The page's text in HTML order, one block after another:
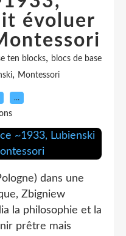
évoluer
ten blocks, blocs de base
, Montessori
…
dans une
Zbigniew
la philosophie et la
prêtre mais